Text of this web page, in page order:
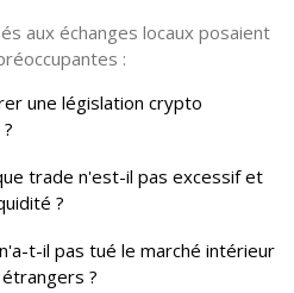
aux échanges locaux posaient
:
une législation crypto
trade n'est-il pas excessif et
?
t-il pas tué le marché intérieur
?